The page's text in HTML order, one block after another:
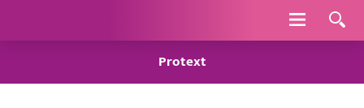
Navigace
Protext